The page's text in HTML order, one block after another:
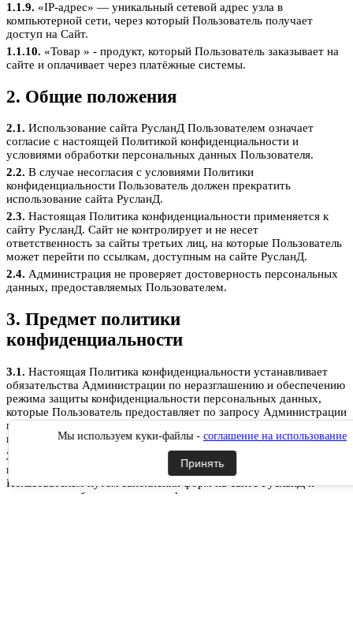
1.1.9. «IP-адрес» — уникальный сетевой адрес узла в
компьютерной сети, через который Пользователь получает
доступ на Сайт.
1.1.10. «Товар » - продукт, который Пользователь заказывает на
сайте и оплачивает через платёжные системы.
2. Общие положения
2.1. Использование сайта РусланД Пользователем означает
согласие с настоящей Политикой конфиденциальности и
условиями обработки персональных данных Пользователя.
2.2. В случае несогласия с условиями Политики
конфиденциальности Пользователь должен прекратить
использование сайта РусланД.
2.3. Настоящая Политика конфиденциальности применяется к
сайту РусланД. Сайт не контролирует и не несет
ответственность за сайты третьих лиц, на которые Пользователь
может перейти по ссылкам, доступным на сайте РусланД.
2.4. Администрация не проверяет достоверность персональных
данных, предоставляемых Пользователем.
3. Предмет политики
конфиденциальности
3.1. Настоящая Политика конфиденциальности устанавливает
обязательства Администрации по неразглашению и обеспечению
режима защиты конфиденциальности персональных данных,
которые Пользователь предоставляет по запросу Администрации
при регистрации на сайте РусланД, при подписке на
информационную e-mail рассылку или при оформлении заказа.
3.2.
Персональные данные, разрешённые к обработке в рамках
настоящей Политики конфиденциальности, предоставляются
Пользователем путём заполнения форм на сайте РусланД и
включают в себя следующую информацию:
Мы используем куки-файлы - соглашение на использование
Принять